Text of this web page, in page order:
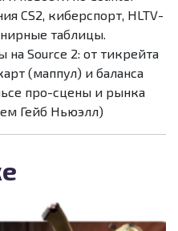
CS2, киберспорт, HLTV-
таблицы.
Source 2: от тикрейта
(маппул) и баланса
про-сцены и рынка
Гейб Ньюэлл)